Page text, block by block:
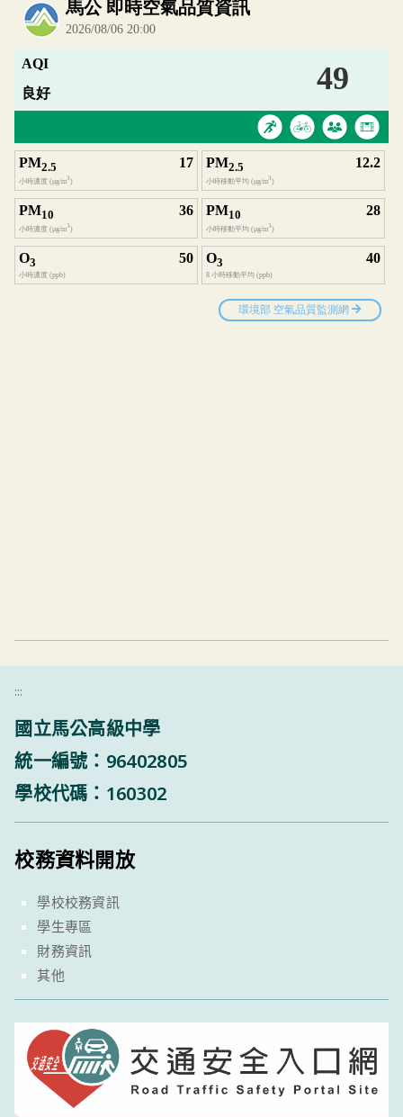
:::
國立馬公高級中學
統一編號：96402805
學校代碼：160302
校務資料開放
學校校務資訊
學生專區
財務資訊
其他